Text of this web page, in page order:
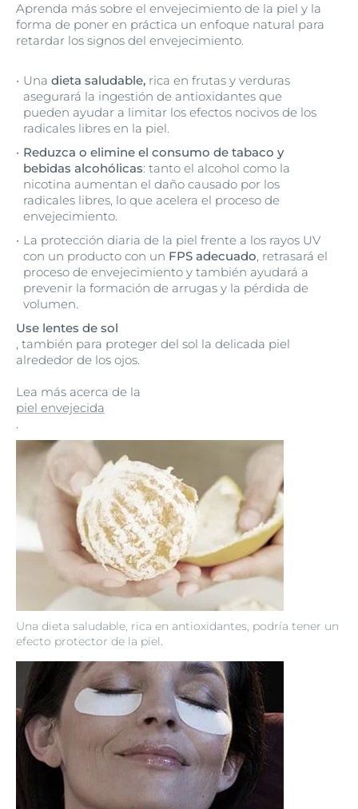
Aprenda más sobre el envejecimiento de la piel y la
forma de poner en práctica un enfoque natural para
retardar los signos del envejecimiento.
Una dieta saludable, rica en antioxidantes, podría tener un
efecto protector de la piel.
Una dieta saludable, rica en frutas y verduras
asegurará la ingestión de antioxidantes que
pueden ayudar a limitar los efectos nocivos de los
radicales libres en la piel.
Reduzca o elimine el consumo de tabaco y
bebidas alcohólicas: tanto el alcohol como la
nicotina aumentan el daño causado por los
radicales libres, lo que acelera el proceso de
envejecimiento.
La protección diaria de la piel frente a los rayos UV
con un producto con un FPS adecuado, retrasará el
proceso de envejecimiento y también ayudará a
prevenir la formación de arrugas y la pérdida de
volumen.
Use lentes de sol
, también para proteger del sol la delicada piel
alrededor de los ojos.
Lea más acerca de la
piel envejecida
.